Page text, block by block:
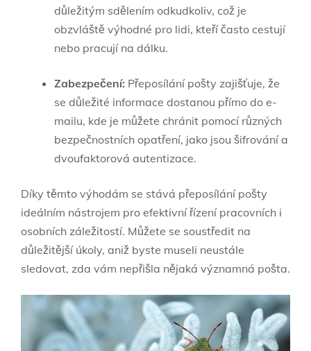
důležitým sdělením odkudkoliv, což je
obzvláště výhodné pro lidi, kteří často cestují
nebo pracují na dálku.
Zabezpečení: Přeposílání pošty zajišťuje, že
se důležité informace dostanou přímo do e-
mailu, kde je můžete chránit pomocí různých
bezpečnostních opatření, jako jsou šifrování a
dvoufaktorová autentizace.
Díky těmto výhodám se stává přeposílání pošty
ideálním nástrojem pro efektivní řízení pracovních i
osobních záležitostí. Můžete se soustředit na
důležitější úkoly, aniž byste museli neustále
sledovat, zda vám nepřišla nějaká významná pošta.